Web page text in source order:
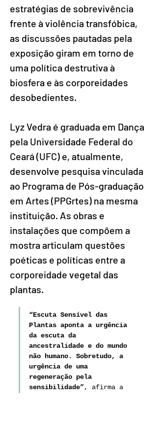
estratégias de sobrevivência
frente à violência transfóbica,
as discussões pautadas pela
exposição giram em torno de
uma política destrutiva à
biosfera e às corporeidades
desobedientes.
Lyz Vedra é graduada em Dança
pela Universidade Federal do
Ceará (UFC) e, atualmente,
desenvolve pesquisa vinculada
ao Programa de Pós-graduação
em Artes (PPGrtes) na mesma
instituição. As obras e
instalações que compõem a
mostra articulam questões
poéticas e políticas entre a
corporeidade vegetal das
plantas.
“Escuta Sensível das
Plantas aponta a urgência
da escuta da
ancestralidade e do mundo
não humano. Sobretudo, a
urgência de uma
regeneração pela
sensibilidade”, afirma a